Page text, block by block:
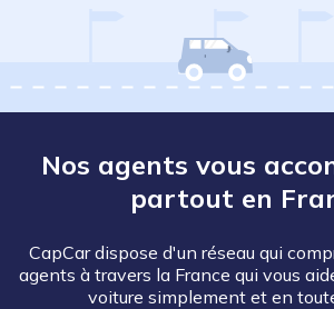
Nos agents vous
partout en
CapCar dispose d'un réseau qui
agents à travers la France qui vous
voiture simplement et en